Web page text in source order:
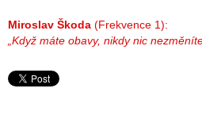
Miroslav Škoda (Frekvence 1):
„Když máte obavy, nikdy nic